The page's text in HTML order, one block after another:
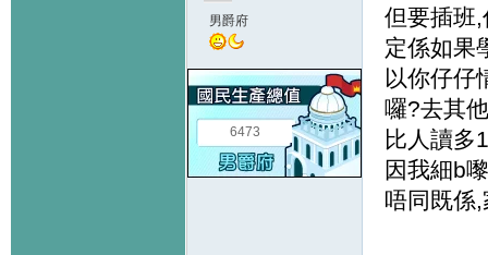
男爵府
6473
但要插班
定係如果
以你仔仔
囉?去其
比人讀多
因我細b
唔同既係